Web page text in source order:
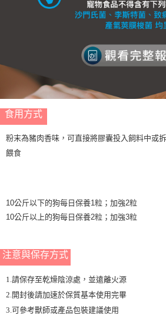
食用方式
粉末為豬肉香味，可直接將膠囊投入飼料中或
餵食
10公斤以下的狗每日保養1粒；加強2粒
10公斤以上的狗每日保養2粒；加強3粒
注意與保存方式
1.請保存至乾燥陰涼處，並遠離火源
2.開封後請加速於保質基本使用完畢
3.可參考獸師或產品包裝建議使用